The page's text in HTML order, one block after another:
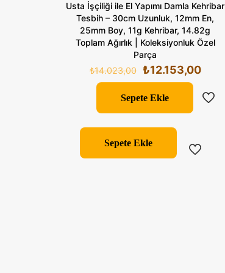
Usta İşçiliği ile El Yapımı Damla Kehribar
Tesbih – 30cm Uzunluk, 12mm En,
25mm Boy, 11g Kehribar, 14.82g
Toplam Ağırlık | Koleksiyonluk Özel
Parça
₺14.023,00
Orijinal
fiyat:
₺14.023,00.
₺12.153,00Şu
fiyat:
Sepete Ekle
Sepete Ekle